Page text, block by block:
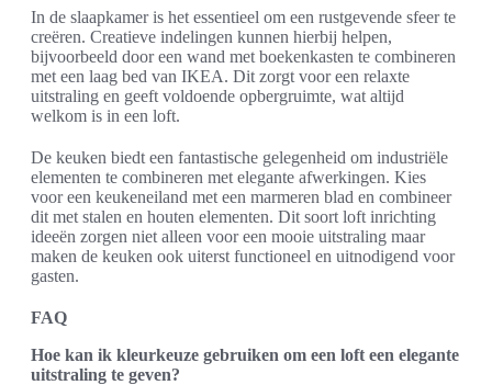
In de slaapkamer is het essentieel om een rustgevende sfeer te
creëren. Creatieve indelingen kunnen hierbij helpen,
bijvoorbeeld door een wand met boekenkasten te combineren
met een laag bed van IKEA. Dit zorgt voor een relaxte
uitstraling en geeft voldoende opbergruimte, wat altijd
welkom is in een loft.
De keuken biedt een fantastische gelegenheid om industriële
elementen te combineren met elegante afwerkingen. Kies
voor een keukeneiland met een marmeren blad en combineer
dit met stalen en houten elementen. Dit soort loft inrichting
ideeën zorgen niet alleen voor een mooie uitstraling maar
maken de keuken ook uiterst functioneel en uitnodigend voor
gasten.
FAQ
Hoe kan ik kleurkeuze gebruiken om een loft een elegante
uitstraling te geven?